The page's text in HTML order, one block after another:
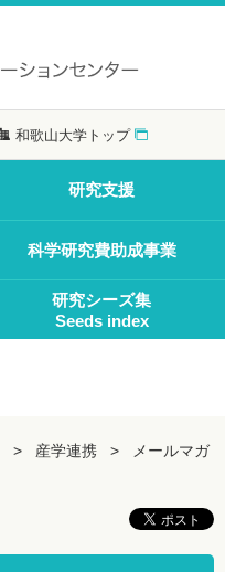
和歌山大学トップ
研究支援
科学研究費助成事業
研究シーズ集
Seeds index
産学連携
メールマガ